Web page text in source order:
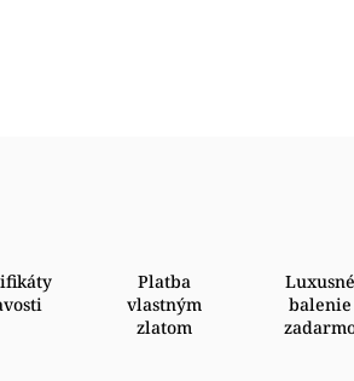
Platba
vlastným
zlatom
Luxusné
balenie